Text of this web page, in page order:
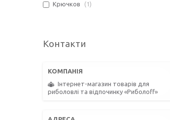
Крючков 1
Контакти
Інтернет-магазин товарів для
риболовлі та відпочинку «Риболоff»